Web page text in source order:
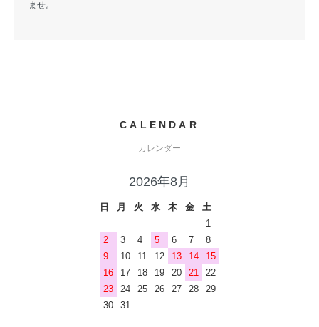
ませ。
CALENDAR
カレンダー
2026年8月
日 月 火 水 木 金
土
1
2
3 4 5 6 7
8
9
10 11 12 13 14
15
16
17 18 19 20 21
22
23
24 25 26 27 28
29
30
31